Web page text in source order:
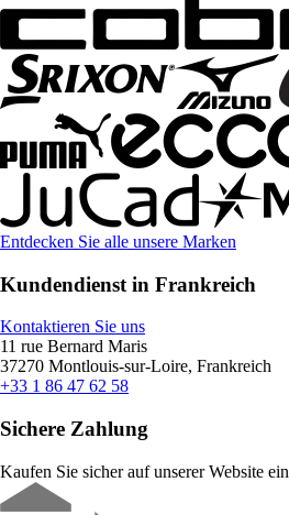
Entdecken Sie alle unsere Marken
Kundendienst in Frankreich
Kontaktieren Sie uns
11 rue Bernard Maris
37270 Montlouis-sur-Loire, Frankreich
+33 1 86 47 62 58
Sichere Zahlung
Kaufen Sie sicher auf unserer Website ein